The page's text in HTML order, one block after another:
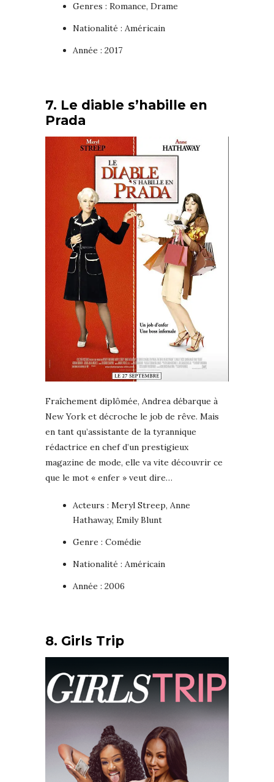
Genres : Romance, Drame
Nationalité : Américain
Année : 2017
7. Le diable s’habille en
Prada
Fraîchement diplômée, Andrea débarque à
New York et décroche le job de rêve. Mais
en tant qu’assistante de la tyrannique
rédactrice en chef d’un prestigieux
magazine de mode, elle va vite découvrir ce
que le mot « enfer » veut dire…
Acteurs : Meryl Streep, Anne
Hathaway, Emily Blunt
Genre : Comédie
Nationalité : Américain
Année : 2006
8. Girls Trip